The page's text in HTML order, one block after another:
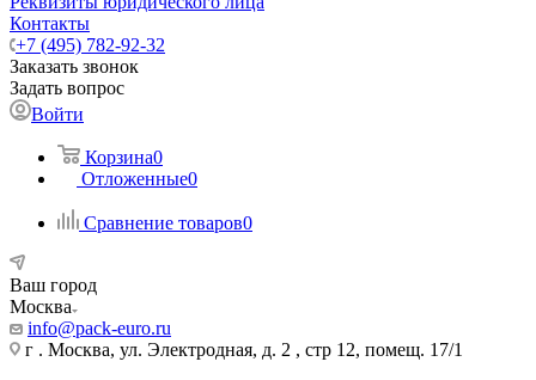
Контакты
+7 (495) 782-92-32
Заказать звонок
Задать вопрос
Войти
Корзина0
Отложенные0
Сравнение товаров0
Ваш город
Москва
info@pack-euro.ru
г . Москва, ул. Электродная, д. 2 , стр 12, помещ. 17/1